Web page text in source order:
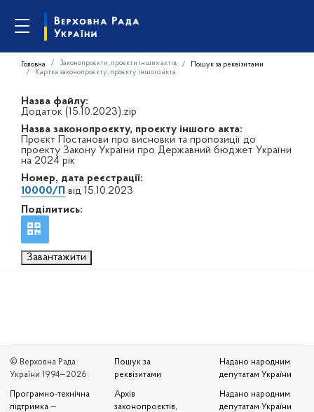
Головна Законопроєкти, проєкти інших актів
Пошук за реквізитами
Картка законопроєкту, проєкту іншого акта
Назва файлу:
Додаток (15.10.2023).zip
Назва законопроєкту, проєкту іншого акта:
Проєкт Постанови про висновки та пропозиції до
проекту Закону України про Державний бюджет України
на 2024 рік
Номер, дата реєстрації:
10000/П від 15.10.2023
Поділитись:
Завантажити
© Верховна Рада
України 1994—2026
Програмно-технічна
підтримка —
Пошук за
реквізитами
Архів
законопроєктів,
Надано народним
депутатам України
Надано народним
депутатам України